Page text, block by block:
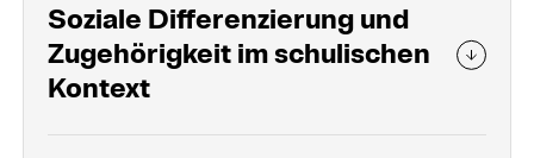
Soziale Differenzierung und
Zugehörigkeit im schulischen
Kontext